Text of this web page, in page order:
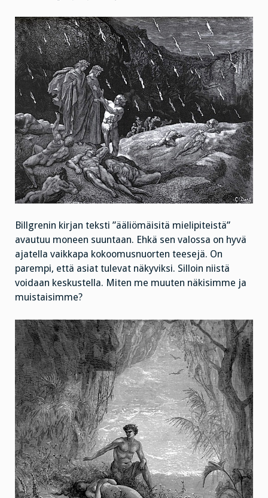
Billgrenin kirjan teksti ”ääliömäisitä mielipiteistä”
avautuu moneen suuntaan. Ehkä sen valossa on hyvä
ajatella vaikkapa kokoomusnuorten teesejä. On
parempi, että asiat tulevat näkyviksi. Silloin niistä
voidaan keskustella. Miten me muuten näkisimme ja
muistaisimme?